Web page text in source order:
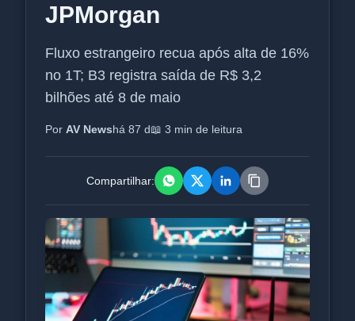
JPMorgan
Fluxo estrangeiro recua após alta de 16%
no 1T; B3 registra saída de R$ 3,2
bilhões até 8 de maio
Por AV Newshá 87 d📖 3 min de leitura
Compartilhar: